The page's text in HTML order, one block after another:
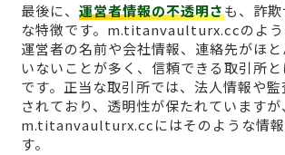
最後に、 運営者情報の不透明さも、詐
な特徴です。m.titanvaulturx.ccのよう
運営者の名前や会社情報、連絡先がほ
いないことが多く、信頼できる取引所
です。正当な取引所では、法人情報や
されており、透明性が保たれていますが、
m.titanvaulturx.ccにはそのような情報
す。